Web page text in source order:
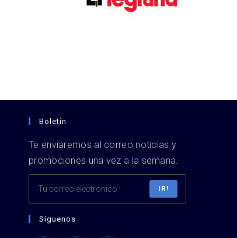
Boletín
Te enviaremos al correo noticias y
promociones una vez a la semana.
IR!
Síguenos